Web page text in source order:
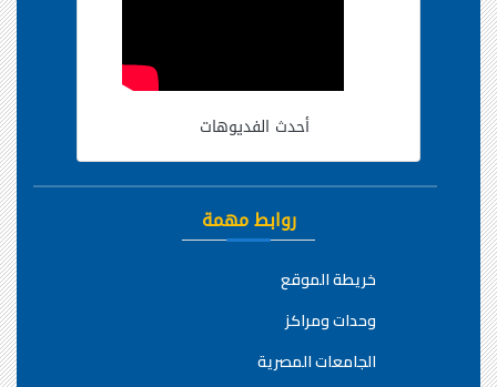
أحدث الفديوهات
روابط مهمة
خريطة الموقع
وحدات ومراكز
الجامعات المصرية